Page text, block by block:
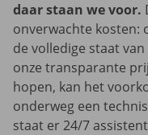
daar staan we voor.
onverwachte kosten:
de volledige staat
onze transparante
hopen, kan het
onderweg een
staat er 24/7